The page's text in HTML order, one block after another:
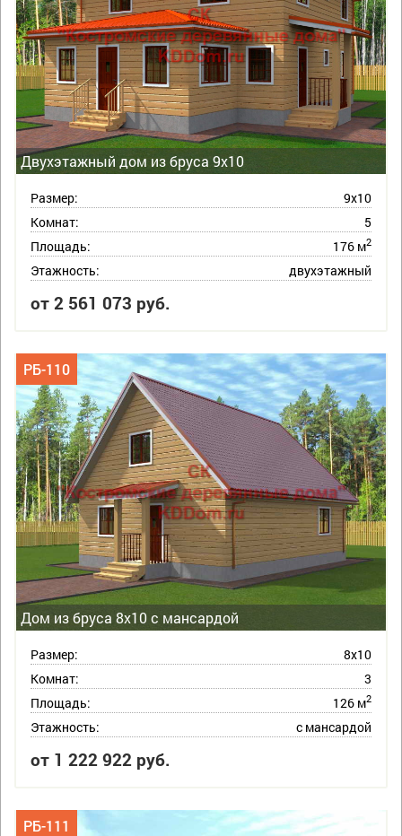
Двухэтажный дом из бруса 9х10
Размер:
9х10
Комнат:
5
Площадь:
176 м2
Этажность: двухэтажный
от 2 561 073 руб.
Дом из бруса 8х10 с мансардой
РБ-110
Размер:
8х10
Комнат:
3
Площадь:
126 м2
Этажность: с мансардой
от 1 222 922 руб.
РБ-111